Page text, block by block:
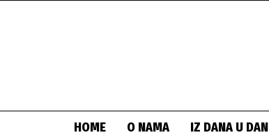
HOME O NAMA IZ DANA U DAN